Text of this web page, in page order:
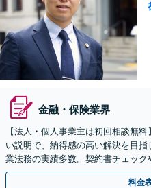
金融・保険業界
【法人・個人事業主は初回相談無
い説明で、納得感の高い解決を目
業法務の実績多数。契約書チェッ
に幅広く対応【銀座一丁目1分】顧
料金